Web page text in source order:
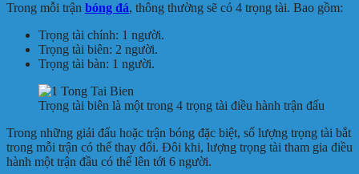
Trong mỗi trận bóng đá, thông thường sẽ có 4 trọng tài. Bao gồm:
Trọng tài chính: 1 người.
Trọng tài biên: 2 người.
Trọng tài bàn: 1 người.
Trọng tài biên là một trong 4 trọng tài điều hành trận đấu
Trong những giải đấu hoặc trận bóng đặc biệt, số lượng trọng tài bắt
trong mỗi trận có thể thay đổi. Đôi khi, lượng trọng tài tham gia điều
hành một trận đầu có thể lên tới 6 người.